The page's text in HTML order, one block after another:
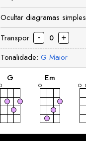
Ocultar diagramas simples
Transpor
- 0 +
Tonalidade: G Maior
G
acorde
Em
acorde